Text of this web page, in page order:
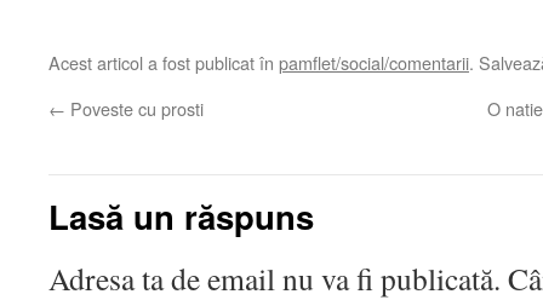
Acest articol a fost publicat în pamflet/social/comentarii.
← Poveste cu prosti O
Lasă un răspuns
Adresa ta de email nu va fi publicată.